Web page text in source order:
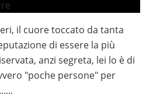
il cuore toccato da tanta
di essere la più
anzi segreta, lei lo è di
"poche persone" per